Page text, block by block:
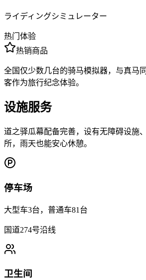
ライディングシミュレーター
热门体验
热销商品
全国仅少数几台的骑马模拟器，与真马
客作为旅行纪念体验。
设施服务
道之驿瓜幕配备完善，设有无障碍设施
所，雨天也能安心休憩。
停车场
大型车3台，普通车81台
国道274号沿线
卫生间